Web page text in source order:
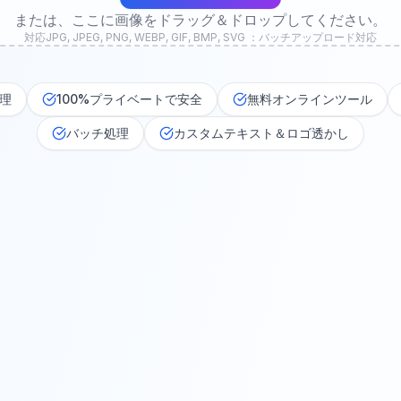
または、ここに画像をドラッグ＆ドロップしてください。
対応JPG, JPEG, PNG, WEBP, GIF, BMP, SVG ：バッチアップロード対応
100%プライベートで安全 無料オンラインツール
バッチ処理 カスタムテキスト＆ロゴ透かし